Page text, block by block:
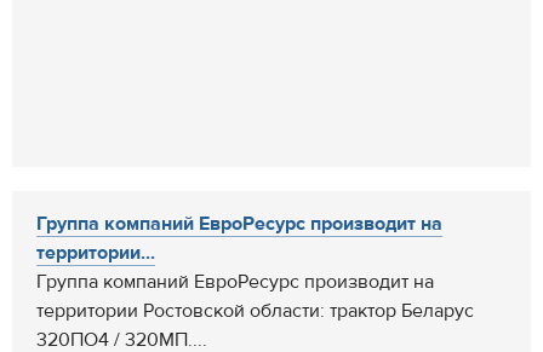
Группа компаний ЕвроРесурс производит на
территории...
Группа компаний ЕвроРесурс производит на
территории Ростовской области: трактор Беларус
320ПО4 / 320МП....